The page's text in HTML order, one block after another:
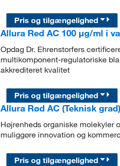
Pris og tilgængelighed
Allura Red AC 100 μg/ml i
Opdag Dr. Ehrenstorfers
multikomponent-regulatoriske
akkrediteret kvalitet
Pris og tilgængelighed
Allura Rød AC (Teknisk
Højrenheds organiske molekyler
muliggøre innovation og
Pris og tilgængelighed